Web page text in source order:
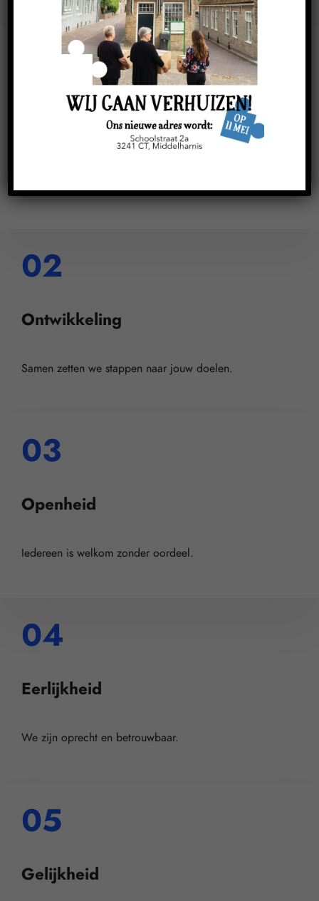
Verbinding
02
Ontwikkeling
Samen zetten we stappen naar jouw doelen.
03
Openheid
Iedereen is welkom zonder oordeel.
04
Eerlijkheid
We zijn oprecht en betrouwbaar.
05
Gelijkheid